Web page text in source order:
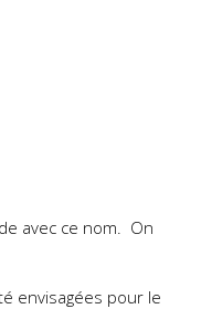
avec ce nom. On
envisagées pour le